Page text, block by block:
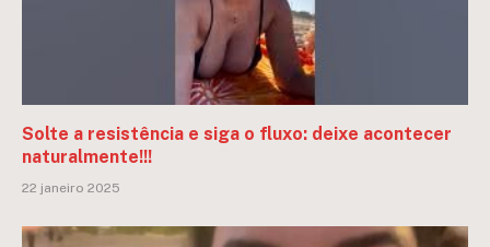
Solte a resistência e siga o fluxo: deixe acontecer
naturalmente!!!
22 janeiro 2025